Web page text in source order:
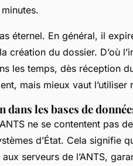
éternel. En général, il
création du dossier. D’où
les temps, dès réception
mais mieux vaut l’utiliser
les bases de
ne se contentent pas
d’État. Cela signifie
serveurs de l’ANTS,